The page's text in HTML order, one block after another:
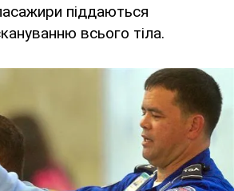
піддаються
всього тіла.